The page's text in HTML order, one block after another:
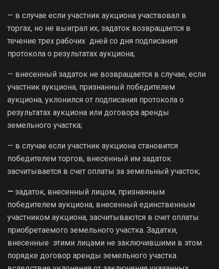
— в случае если участник аукциона участвовал в
торгах, но не выиграл их, задаток возвращается в
течение трех рабочих дней со дня подписания
протокола о результатах аукциона;
— внесенный задаток не возвращается в случае, если
участник аукциона, признанный победителем
аукциона, уклонился от подписания протокола о
результатах аукциона или договора аренды
земельного участка;
— в случае если участник аукциона становится
победителем торгов, внесенный им задаток
засчитывается в счет оплаты за земельный участок;
— задаток, внесенный лицом, признанным
победителем аукциона, внесенный единственным
участником аукциона, засчитываются в счет оплаты
приобретаемого земельного участка. Задатки,
внесенные этими лицами не заключившими в этом
порядке договор аренды земельного участка